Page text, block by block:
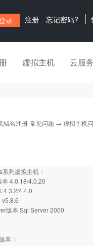
注册 忘记密码?
虚拟主机 云服
域名注册-常见问题 → 虚拟主机
列虚拟主机：
本 4.0.18/4.0.20
4.3.2/4.4.0
v5.8.6
版本 Sql Server 2000
本：